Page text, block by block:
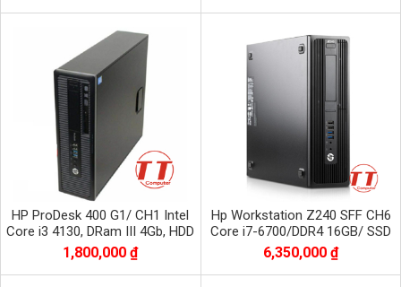
HP ProDesk 400 G1/ CH1 Intel
Core i3 4130, DRam III 4Gb, HDD
500Gb
1,800,000 ₫
Hp Workstation Z240 SFF CH6
Core i7-6700/DDR4 16GB/ SSD
256 Gb nvme+ HDD 1T VGA
K620
6,350,000 ₫